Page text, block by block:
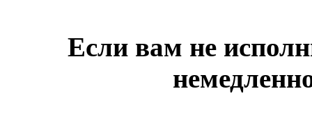
Если вам не